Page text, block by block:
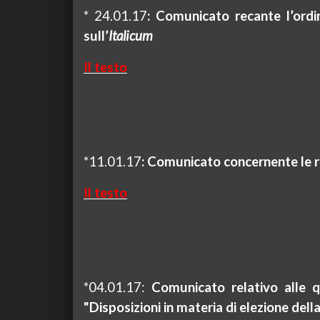
* 24.01.17: Comunicato recante
sull’Italicum
Il testo
*11.01.17: Comunicato concernente le
Il testo
*04.01.17: Comunicato relativo alle
"Disposizioni in materia di elezione